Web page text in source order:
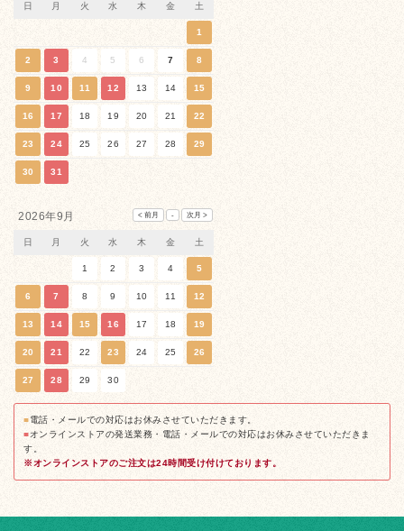
日 月 火 水 木 金 土
1
2 3 4 5 6 7 8
9 10 11 12 13 14 15
16 17 18 19 20 21 22
23 24 25 26 27 28 29
30 31
2026年9月
日 月 火 水 木 金 土
1 2 3 4 5
6 7 8 9 10 11 12
13 14 15 16 17 18 19
20 21 22 23 24 25 26
27 28 29 30
■電話・メールでの対応はお休みさせていただきます。
■オンラインストアの発送業務・電話・メールでの対応はお休みさせていただきま
す。
※オンラインストアのご注文は24時間受け付けております。